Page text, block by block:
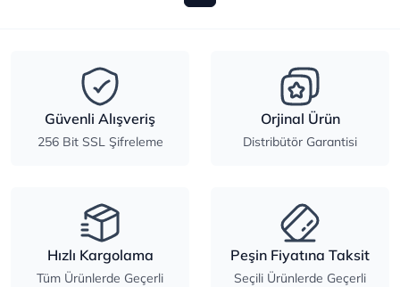
Güvenli Alışveriş
256 Bit SSL Şifreleme
Orjinal Ürün
Distribütör Garantisi
Hızlı Kargolama
Tüm Ürünlerde Geçerli
Peşin Fiyatına Taksit
Seçili Ürünlerde Geçerli